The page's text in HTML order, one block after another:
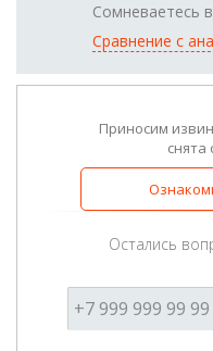
Сомневаетесь
Сравнение с
Приносим
снята
Остались